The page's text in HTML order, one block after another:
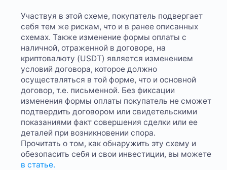
Участвуя в этой схеме, покупатель подвергает
себя тем же рискам, что и в ранее описанных
схемах. Также изменение формы оплаты с
наличной, отраженной в договоре, на
криптовалюту (USDT) является изменением
условий договора, которое должно
осуществляться в той форме, что и основной
договор, т.е. письменной. Без фиксации
изменения формы оплаты покупатель не сможет
подтвердить договором или свидетельскими
показаниями факт совершения сделки или ее
деталей при возникновении спора.
Прочитать о том, как обнаружить эту схему и
обезопасить себя и свои инвестиции, вы можете
в статье.